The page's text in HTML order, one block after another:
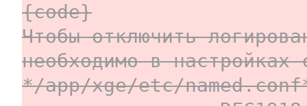
{code}
Чтобы отключить
необходимо в настройках
*/app/xge/etc/